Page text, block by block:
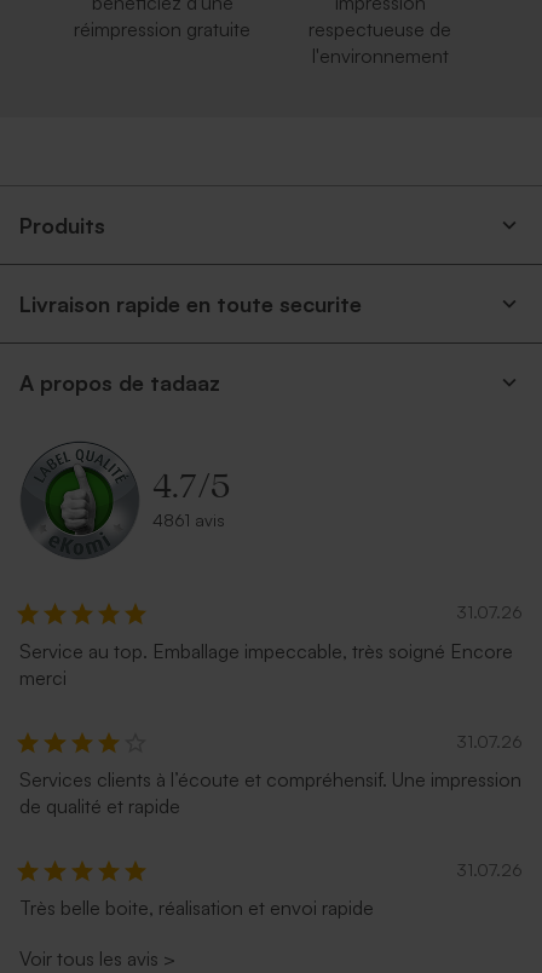
réimpression gratuite
respectueuse de
l'environnement
Produits
Livraison rapide en toute securite
A propos de tadaaz
4.7/5
4861 avis
31.07.26
Service au top. Emballage impeccable, très soigné Encore
merci
31.07.26
Services clients à l’écoute et compréhensif. Une impression
de qualité et rapide
31.07.26
Très belle boite, réalisation et envoi rapide
Voir tous les avis >